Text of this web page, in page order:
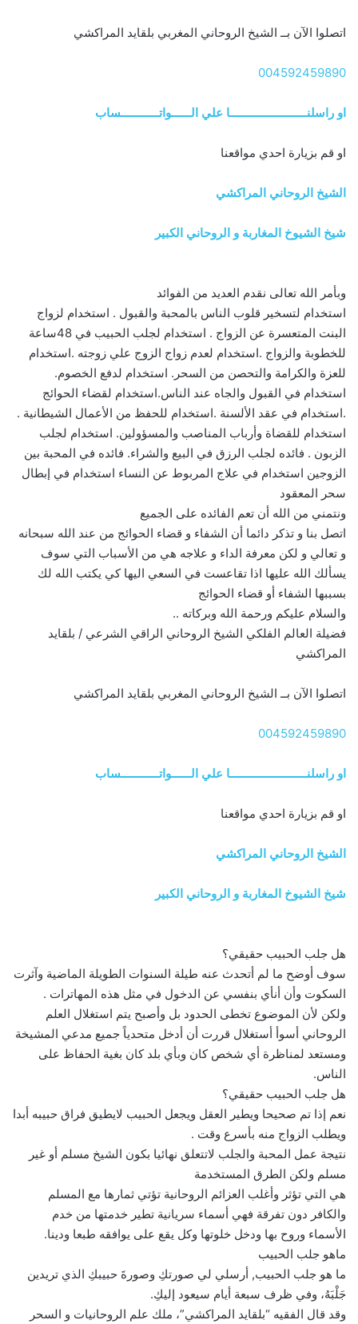
اتصلوا الآن بــ الشيخ الروحاني المغربي بلقايد المراكشي
004592459890
او راسلنــــــــــــــــــــــــا علي الــــــواتــــــــــــساب
او قم بزيارة احدي مواقعنا
الشيخ الروحاني المراكشي
شيخ الشيوخ المغاربة و الروحاني الكبير
وبأمر الله تعالى نقدم العديد من الفوائد
استخدام لتسخير قلوب الناس بالمحبة والقبول . استخدام لزواج
البنت المتعسرة عن الزواج . استخدام لجلب الحبيب في 48ساعة
للخطوبة والزواج .استخدام لعدم زواج الزوج علي زوجته .استخدام
للعزة والكرامة والتحصن من السحر. استخدام لدفع الخصوم.
استخدام في القبول والجاه عند الناس.استخدام لقضاء الحوائج
.استخدام في عقد الألسنة .استخدام للحفظ من الأعمال الشيطانية .
استخدام للقضاة وأرباب المناصب والمسؤولين. استخدام لجلب
الزبون . فائده لجلب الرزق في البيع والشراء. فائده في المحبة بين
الزوجين استخدام في علاج المربوط عن النساء استخدام في إبطال
سحر المعقود
ونتمني من الله أن تعم الفائده على الجميع
اتصل بنا و تذكر دائما أن الشفاء و قضاء الحوائج من عند الله سبحانه
و تعالي و لكن معرفة الداء و علاجه هي من الأسباب التي سوف
يسألك الله عليها اذا تقاعست في السعي اليها كي يكتب الله لك
بسببها الشفاء أو قضاء الحوائج
والسلام عليكم ورحمة الله وبركاته ..
فضيلة العالم الفلكي الشيخ الروحاني الراقي الشرعي / بلقايد
المراكشي
اتصلوا الآن بــ الشيخ الروحاني المغربي بلقايد المراكشي
004592459890
او راسلنــــــــــــــــــــــــا علي الــــــواتــــــــــــساب
او قم بزيارة احدي مواقعنا
الشيخ الروحاني المراكشي
شيخ الشيوخ المغاربة و الروحاني الكبير
هل جلب الحبيب حقيقي؟
سوف أوضح ما لم أتحدث عنه طيلة السنوات الطويلة الماضية وآثرت
السكوت وأن أنأي بنفسي عن الدخول في مثل هذه المهاترات .
ولكن لأن الموضوع تخطى الحدود بل وأصبح يتم استغلال العلم
الروحاني أسوأ أستغلال قررت أن أدخل متحدياً جميع مدعي المشيخة
ومستعد لمناظرة أي شخص كان وبأي بلد كان بغية الحفاظ على
الناس.
هل جلب الحبيب حقيقي؟
نعم إذا تم صحيحا ويطير العقل ويجعل الحبيب لايطيق فراق حبيبه أبدا
ويطلب الزواج منه بأسرع وقت .
نتيجة عمل المحبة والجلب لاتتعلق نهائيا بكون الشيخ مسلم أو غير
مسلم ولكن الطرق المستخدمة
هي التي تؤثر وأغلب العزائم الروحانية تؤتي ثمارها مع المسلم
والكافر دون تفرقة فهي أسماء سريانية تطير خدمتها من خدم
الأسماء وروح بها ودخل خلوتها وكل يقع على يوافقه طبعا ودينا.
ماهو جلب الحبيب
ما هو جلب الحبيب, أرسلي لي صورتكِ وصورةَ حبيبكِ الذي تريدين
جَلْبَهُ، وفي ظرف سبعة أيام سيعود إليكِ.
وقد قال الفقيه “بلقايد المراكشي”، ملك علم الروحانيات و السحر